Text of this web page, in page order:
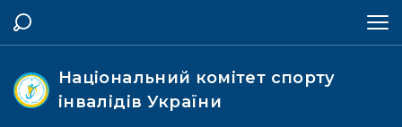
Національний комітет спорту
інвалідів України